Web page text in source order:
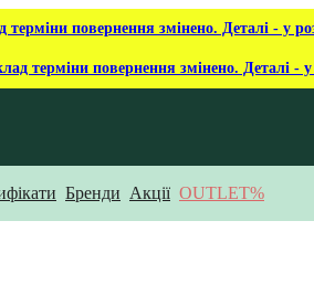
терміни повернення змінено. Деталі - у
терміни повернення змінено. Деталі -
Бренди Акції OUTLET%